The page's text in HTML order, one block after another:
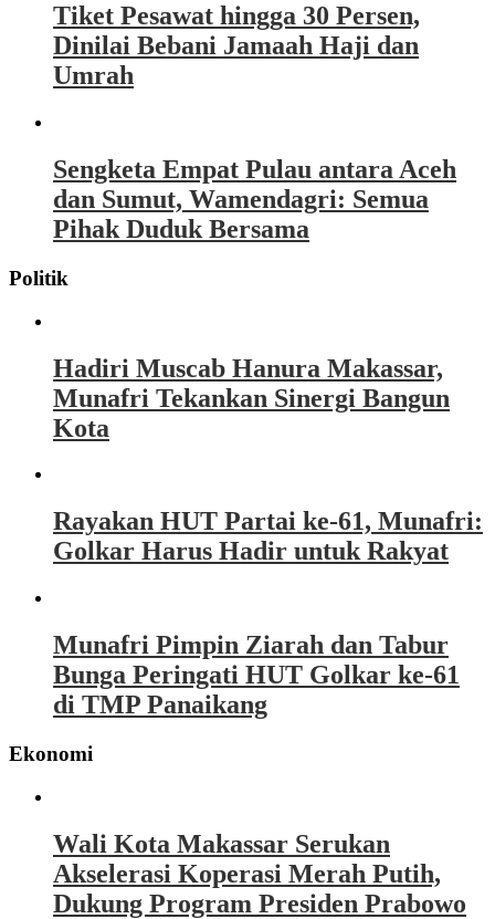
Tiket Pesawat hingga 30 Persen,
Dinilai Bebani Jamaah Haji dan
Umrah
Sengketa Empat Pulau antara Aceh
dan Sumut, Wamendagri: Semua
Pihak Duduk Bersama
Politik
Hadiri Muscab Hanura Makassar,
Munafri Tekankan Sinergi Bangun
Kota
Rayakan HUT Partai ke-61, Munafri:
Golkar Harus Hadir untuk Rakyat
Munafri Pimpin Ziarah dan Tabur
Bunga Peringati HUT Golkar ke-61
di TMP Panaikang
Ekonomi
Wali Kota Makassar Serukan
Akselerasi Koperasi Merah Putih,
Dukung Program Presiden Prabowo